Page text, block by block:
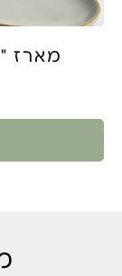
מארז